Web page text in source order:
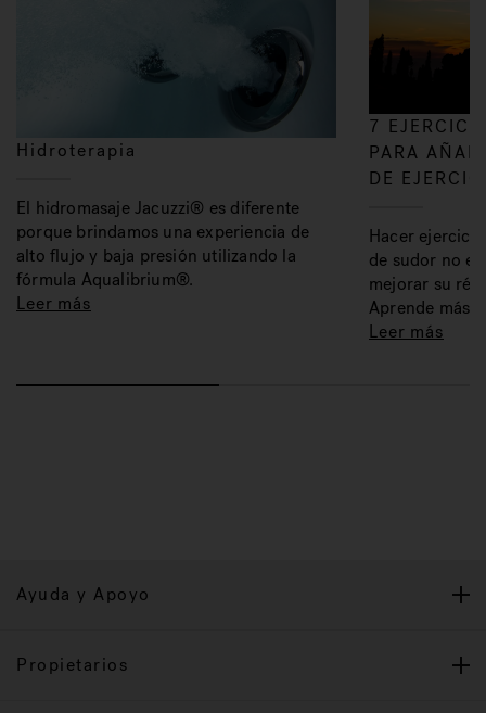
Hidroterapia
El hidromasaje Jacuzzi® es diferente
porque brindamos una experiencia de
alto flujo y baja presión utilizando la
fórmula Aqualibrium®.
Leer más
7
PARA
DE
Hacer
de sudor no
mejorar su
Aprende más.
Leer más
Ayuda y Apoyo
Propietarios